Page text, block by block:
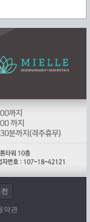
약관